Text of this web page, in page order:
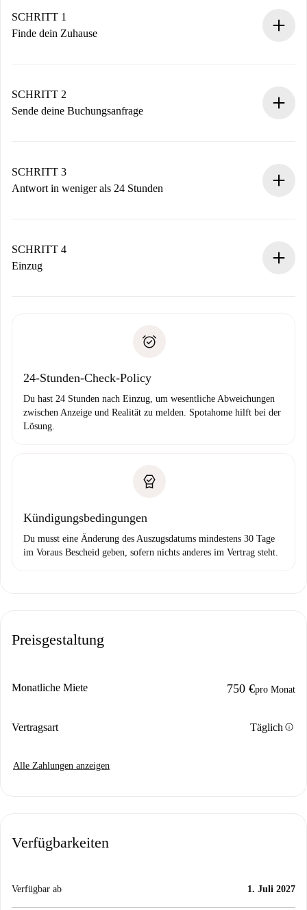
SCHRITT 1
Finde dein Zuhause
Du erhältst alle notwendigen Informationen im Voraus.
SCHRITT 2
Sende deine Buchungsanfrage
Denk daran, dass wir dich erst belasten, wenn der
Vermieter zustimmt.
SCHRITT 3
Antwort in weniger als 24 Stunden
stellen den Kontakt her.
Wenn der Vermieter ablehnen muss, entstehen keine
SCHRITT 4
Einzug
24-Stunden-Check-Policy
Du hast 24 Stunden nach Einzug, um wesentliche Abweichungen
zwischen Anzeige und Realität zu melden. Spotahome hilft bei der
Lösung.
Kündigungsbedingungen
Du musst eine Änderung des Auszugsdatums mindestens 30 Tage
im Voraus Bescheid geben, sofern nichts anderes im Vertrag steht.
Preisgestaltung
Monatliche Miete 750 €pro Monat
Vertragsart Täglichinfo
Alle Zahlungen anzeigen
Verfügbarkeiten
Verfügbar ab 1. Juli 2027